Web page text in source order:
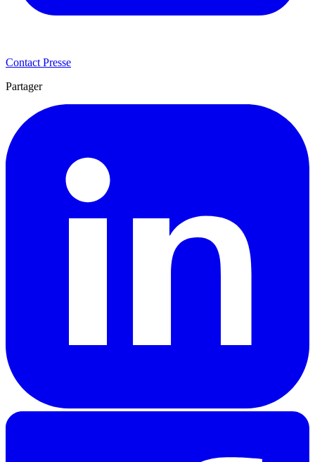
Contact Presse
Partager